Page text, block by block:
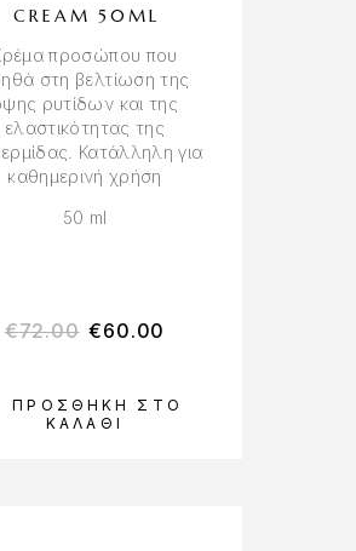
ΠΡΟΣΘΉΚΗ ΣΤΟ
ΚΑΛΆΘΙ
CREAM 50ML
προσώπου που
στη βελτίωση της
ρυτίδων και της
ελαστικότητας της
Κατάλληλη για
καθημερινή χρήση
50 ml
€72.00 €60.00